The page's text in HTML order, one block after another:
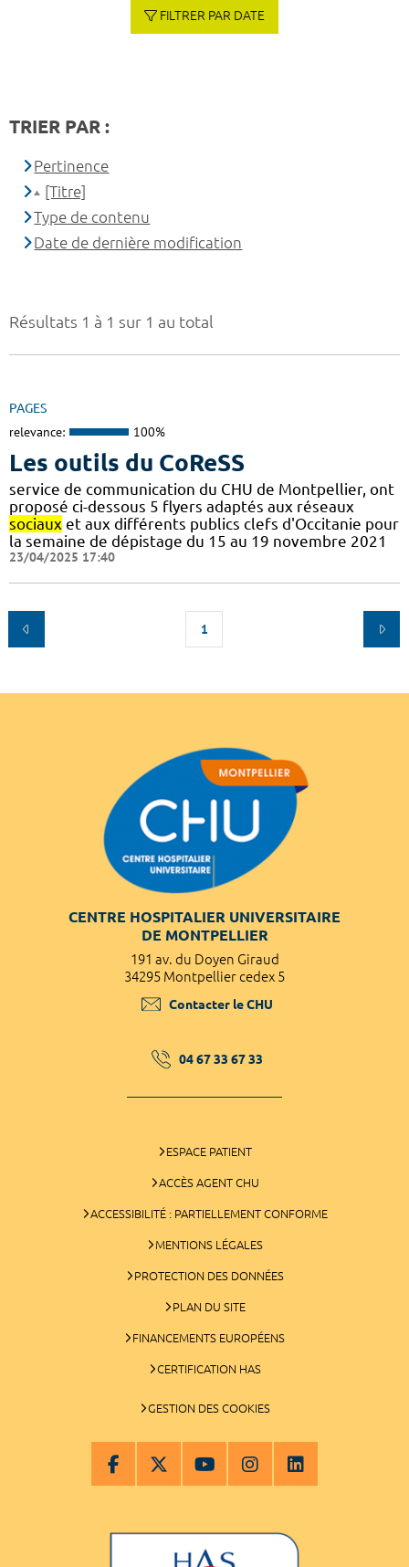
Résultats 1 à 1 sur 1 au total
PAGES
relevance: 100%
Les outils du CoReSS
service de communication du CHU de Montpellier, ont
proposé ci-dessous 5 flyers adaptés aux réseaux
sociaux et aux différents publics clefs d'Occitanie pour
la semaine de dépistage du 15 au 19 novembre 2021
23/04/2025 17:40
1
FILTRER PAR DATE
TRIER PAR :
Pertinence
[Titre]
Type de contenu
Date de dernière modification
CENTRE HOSPITALIER UNIVERSITAIRE
DE MONTPELLIER
191 av. du Doyen Giraud
34295 Montpellier cedex 5
Contacter le CHU
04 67 33 67 33
ESPACE PATIENT
ACCÈS AGENT CHU
ACCESSIBILITÉ : PARTIELLEMENT CONFORME
MENTIONS LÉGALES
PROTECTION DES DONNÉES
PLAN DU SITE
FINANCEMENTS EUROPÉENS
CERTIFICATION HAS
GESTION DES COOKIES